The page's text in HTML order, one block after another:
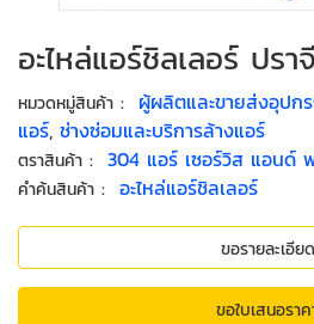
อะไหล่แอร์ชิลเลอร์ ปรา
หมวดหมู่สินค้า : ผู้ผลิตและขายส่งอุปก
แอร์, ช่างซ่อมและบริการล้างแอร์
ตราสินค้า : 304 แอร์ เซอร์วิส แอนด์
คำค้นสินค้า : อะไหล่แอร์ชิลเลอร์
ขอรายละเอียด
ขอใบเสนอรา